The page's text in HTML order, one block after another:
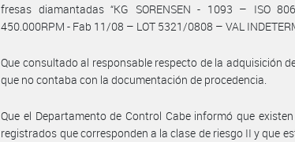
fresas diamantadas “KG SORENSEN - 1093 – ISO
450.000RPM - Fab 11/08 – LOT 5321/0808 – VAL
Que consultado al responsable respecto de la adquisición
que no contaba con la documentación de procedencia.
Que el Departamento de Control Cabe informó que
registrados que corresponden a la clase de riesgo II y que